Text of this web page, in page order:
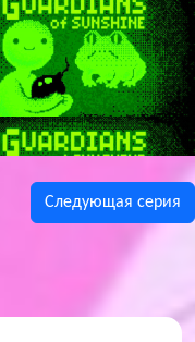
Следующая сeрия